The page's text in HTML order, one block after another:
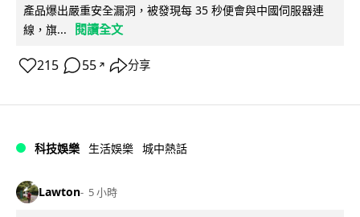
產品爆出嚴重安全漏洞，被發現每 35 秒便會與中國伺服器連
線，旗...
閱讀全文
215 55 ↗ 分享
科技娛樂 生活娛樂 城中熱話
Lawton 5 小時